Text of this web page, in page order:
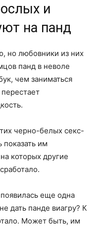
и
на панд
но любовники из них
панд в неволе
чем заниматься
черно-белых секс-
показать им
которых другие
еще одна
дать панде виагру? К
Может быть, им